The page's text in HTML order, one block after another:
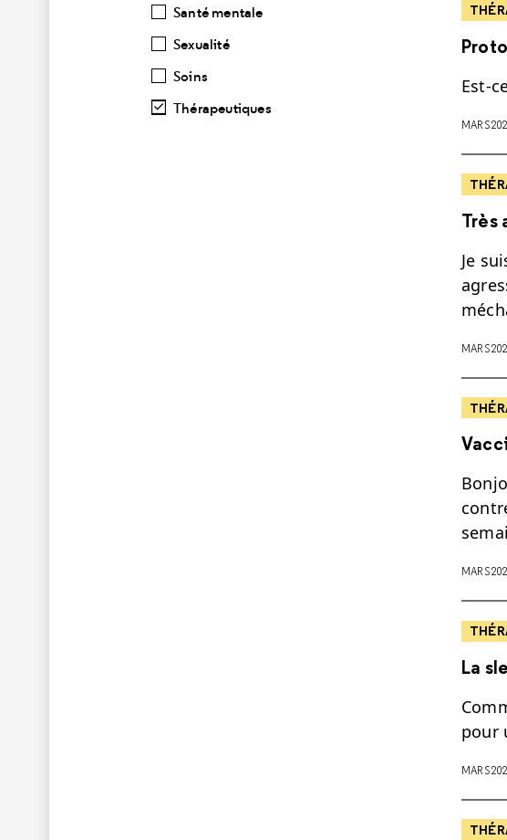
Santé mentale
Sexualité
Soins
Thérapeutiques
Est-
MARS
Très
Je
MARS
MARS
La
pour
MARS